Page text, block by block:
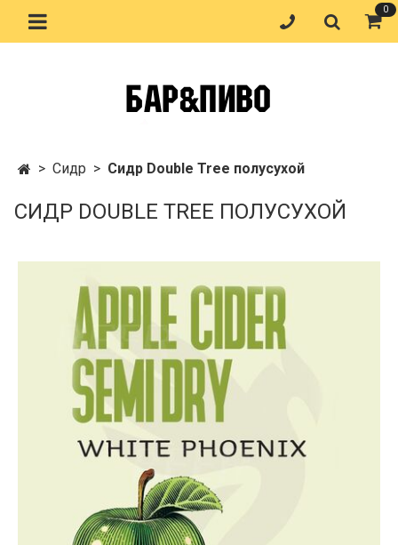
0
Сидр Сидр Double Tree полусухой
СИДР DOUBLE TREE ПОЛУСУХОЙ